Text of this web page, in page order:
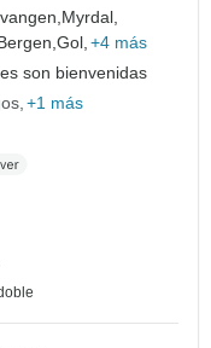
Myrdal,
Gol, +4 más
son bienvenidas
+1 más